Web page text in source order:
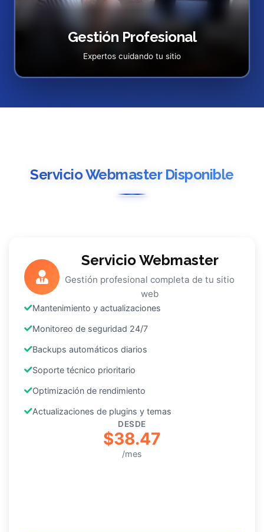
Gestión Profesional
Expertos cuidando tu sitio
Servicio Webmaster Disponible
Servicio Webmaster
Gestión profesional completa de tu sitio
web
Mantenimiento y actualizaciones
Monitoreo de seguridad 24/7
Backups automáticos diarios
Soporte técnico prioritario
Optimización de rendimiento
Actualizaciones de plugins y temas
DESDE
$38.47
/mes